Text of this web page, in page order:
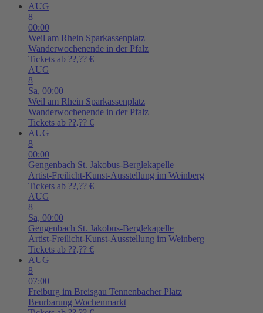
AUG
8
00:00
Weil am Rhein Sparkassenplatz
Wanderwochenende in der Pfalz
Tickets ab ??,?? €
AUG
8
Sa, 00:00
Weil am Rhein Sparkassenplatz
Wanderwochenende in der Pfalz
Tickets ab ??,?? €
AUG
8
00:00
Gengenbach St. Jakobus-Berglekapelle
Artist-Freilicht-Kunst-Ausstellung im Weinberg
Tickets ab ??,?? €
AUG
8
Sa, 00:00
Gengenbach St. Jakobus-Berglekapelle
Artist-Freilicht-Kunst-Ausstellung im Weinberg
Tickets ab ??,?? €
AUG
8
07:00
Freiburg im Breisgau Tennenbacher Platz
Beurbarung Wochenmarkt